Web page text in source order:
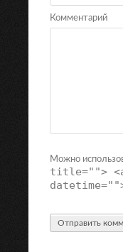
Комментарий
Можно
title="">